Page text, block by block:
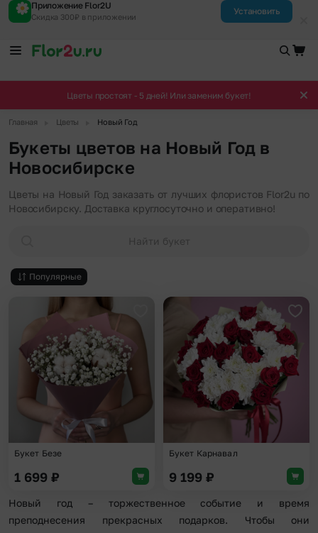
Приложение Flor2U
Скидка 300₽ в приложении
Установить
Цветы простоят - 5 дней! Или заменим букет!
Главная Цветы Новый Год
Букеты цветов на Новый Год в
Новосибирске
Цветы на Новый Год заказать от лучших флористов Flor2u по
Новосибирску. Доставка круглосуточно и оперативно!
Найти букет
Популярные
Добавить в избранное
Букет Безе
1 699 ₽
Букет Карнавал
9 199 ₽
Новый год – торжественное событие и время
преподнесения прекрасных подарков. Чтобы они